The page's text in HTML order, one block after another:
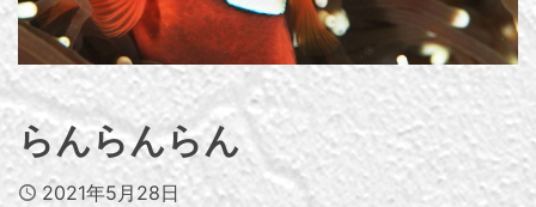
らんらんらん
Published
2021年5月28日